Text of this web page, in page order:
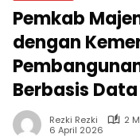
Pemkab
dengan
Berbasis Data
Rezki Rezki
2
6 April 2026